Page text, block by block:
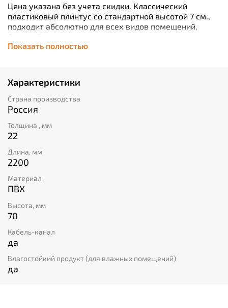
Цена указана без учета скидки. Классический
пластиковый плинтус со стандартной высотой 7 см.,
подходит абсолютно для всех видов помещений,
большой ассортимент цветов позволяет определенно
точно подобрать материал под дизайн интерьера и
Показать полностью
Характеристики
Страна производства
Россия
Толщина , мм
22
Длина, мм
2200
Материал
ПВХ
Высота, мм
70
Кабель-канал
да
Влагостойкий продукт (для влажных помещений)
да